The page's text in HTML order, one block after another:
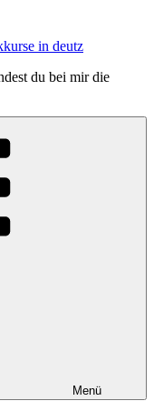
in deutz
du bei mir die
Menü